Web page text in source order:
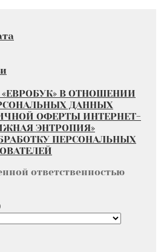
В ОТНОШЕНИИ
ДАННЫХ
ОФЕРТЫ ИНТЕРНЕТ-
ЭНТРОПИЯ»
ПЕРСОНАЛЬНЫХ
ответственностью